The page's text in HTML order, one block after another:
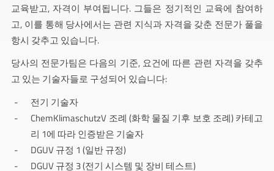
교육받고, 자격이 부여됩니다. 그들은 정기적인 교육에 참여하
고, 이를 통해 당사에서는 관련 지식과 자격을 갖춘 전문가 풀을
항시 갖추고 있습니다.
당사의 전문가팀은 다음의 기준, 요건에 따른 관련 자격을 갖추
고 있는 기술자들로 구성되어 있습니다:
전기 기술자
ChemKlimaschutzV 조례 (화학 물질 기후 보호 조례) 카테고
리 1에 따라 인증받은 기술자
DGUV 규정 1 (일반 규정)
DGUV 규정 3 (전기 시스템 및 장비 테스트)